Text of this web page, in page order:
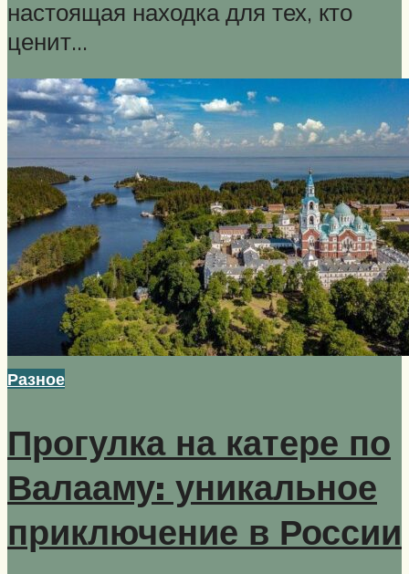
настоящая находка для тех, кто
ценит...
Разное
Прогулка на катере по
Валааму: уникальное
приключение в России